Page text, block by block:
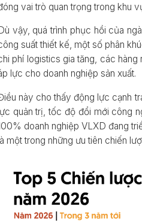
vai trò quan trọng trong khu
Dù vậy, quá trình phục hồi của
suất thiết kế, một số phân
phí logistics gia tăng, các
lực cho doanh nghiệp sản xuất.
này cho thấy động lực cạnh
quản trị, tốc độ đổi mới công
doanh nghiệp VLXD đang
một trong những ưu tiên chiến